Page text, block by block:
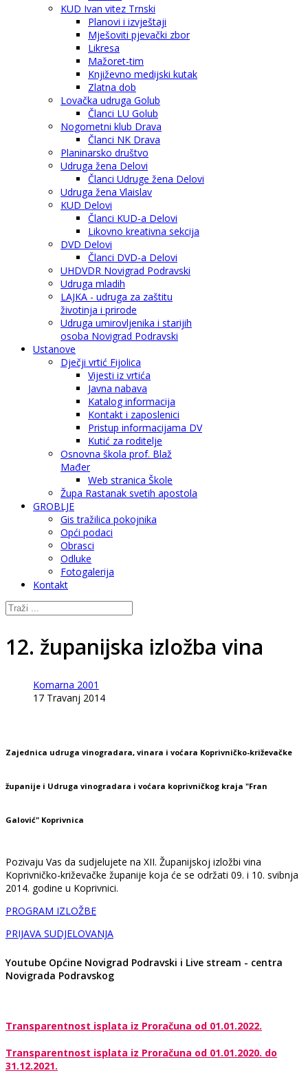
KUD Ivan vitez Trnski
Planovi i izvještaji
Mješoviti pjevački zbor
Likresa
Mažoret-tim
Književno medijski kutak
Zlatna dob
Lovačka udruga Golub
Članci LU Golub
Nogometni klub Drava
Članci NK Drava
Planinarsko društvo
Udruga žena Delovi
Članci Udruge žena Delovi
Udruga žena Vlaislav
KUD Delovi
Članci KUD-a Delovi
Likovno kreativna sekcija
DVD Delovi
Članci DVD-a Delovi
UHDVDR Novigrad Podravski
Udruga mladih
LAJKA - udruga za zaštitu
životinja i prirode
Udruga umirovljenika i starijih
osoba Novigrad Podravski
Ustanove
Dječji vrtić Fijolica
Vijesti iz vrtića
Javna nabava
Katalog informacija
Kontakt i zaposlenici
Pristup informacijama DV
Kutić za roditelje
Osnovna škola prof. Blaž
Mađer
Web stranica Škole
Župa Rastanak svetih apostola
GROBLJE
Gis tražilica pokojnika
Opći podaci
Obrasci
Odluke
Fotogalerija
Kontakt
12. županijska izložba vina
Komarna 2001
17 Travanj 2014
Zajednica udruga vinogradara, vinara i voćara Koprivničko-križevačke
županije i Udruga vinogradara i voćara koprivničkog kraja "Fran
Galović" Koprivnica
Pozivaju Vas da sudjelujete na XII. Županijskoj izložbi vina
Koprivničko-križevačke županije koja će se održati 09. i 10. svibnja
2014. godine u Koprivnici.
PROGRAM IZLOŽBE
PRIJAVA SUDJELOVANJA
Youtube Općine Novigrad Podravski i Live stream - centra
Novigrada Podravskog
Transparentnost isplata iz Proračuna od 01.01.2022.
Transparentnost isplata iz Proračuna od 01.01.2020. do
31.12.2021.